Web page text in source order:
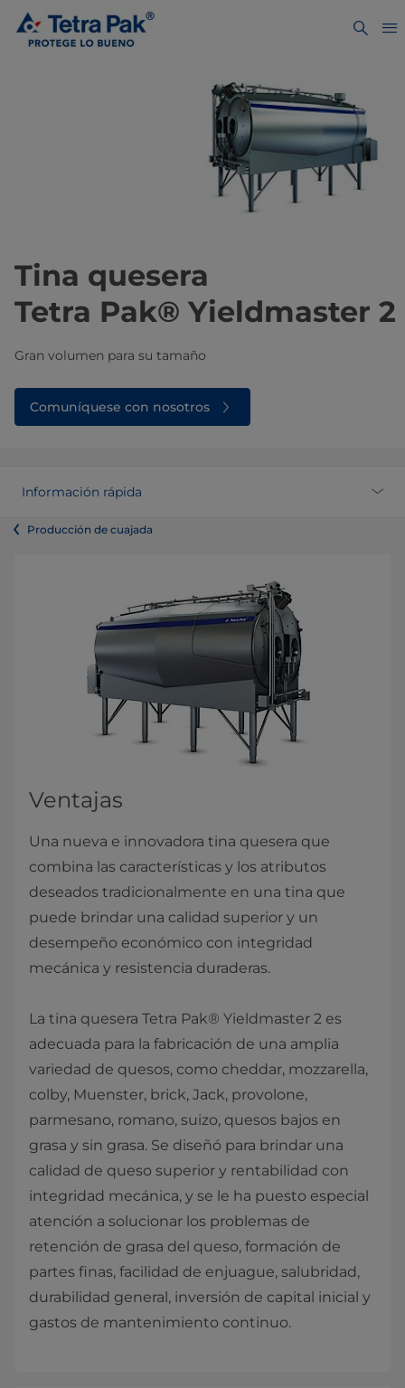
Tina quesera
Tetra Pak® Yieldmaster 2
Gran volumen para su tamaño
Comuníquese con nosotros
Información rápida
Producción de cuajada
Ventajas
​Una nueva e innovadora tina quesera que
combina las características y los atributos
deseados tradicionalmente en una tina que
puede brindar una calidad superior y un
desempeño económico con integridad
mecánica y resistencia duraderas.
La tina quesera Tetra Pak® Yieldmaster 2​ es
adecuada para la fabricación de una amplia
variedad de quesos, como cheddar, mozzarella,
colby, Muenster, brick, Jack, provolone,
parmesano, romano, suizo, quesos bajos en
grasa y sin grasa. Se diseñó para brindar una
calidad de queso superior y rentabilidad con
integridad mecánica, y se le ha puesto especial
atención a solucionar los problemas de
retención de grasa del queso, formación de
partes finas, facilidad de enjuague, salubridad,
durabilidad general, inversión de capital inicial y
gastos de mantenimiento continuo.​​